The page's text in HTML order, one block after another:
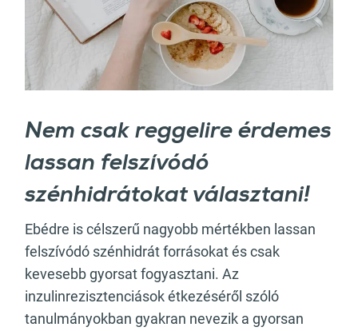
Nem csak reggelire érdemes
lassan felszívódó
szénhidrátokat választani!
Ebédre is célszerű nagyobb mértékben lassan
felszívódó szénhidrát forrásokat és csak
kevesebb gyorsat fogyasztani. Az
inzulinrezisztenciások étkezéséről szóló
tanulmányokban gyakran nevezik a gyorsan